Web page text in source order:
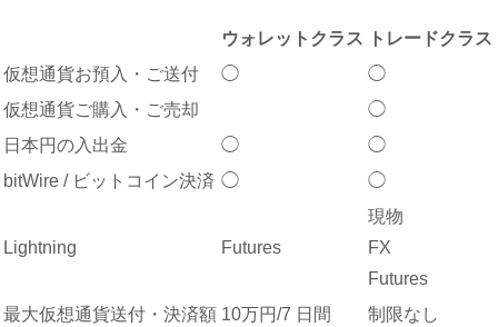
ウォレットクラス
トレードクラス
仮想通貨お預入・ご送付
◯
◯
仮想通貨ご購入・ご売却
◯
日本円の入出金
◯
◯
bitWire / ビットコイン決済 ◯ ◯
Lightning Futures
現物
FX
Futures
最大仮想通貨送付・決済額 10万円/7 日間
制限なし